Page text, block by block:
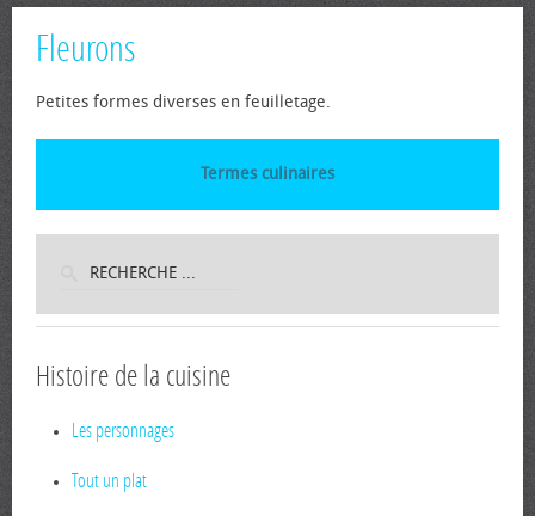
Fleurons
Petites formes diverses en feuilletage.
Termes culinaires
Histoire de la cuisine
Les personnages
Tout un plat